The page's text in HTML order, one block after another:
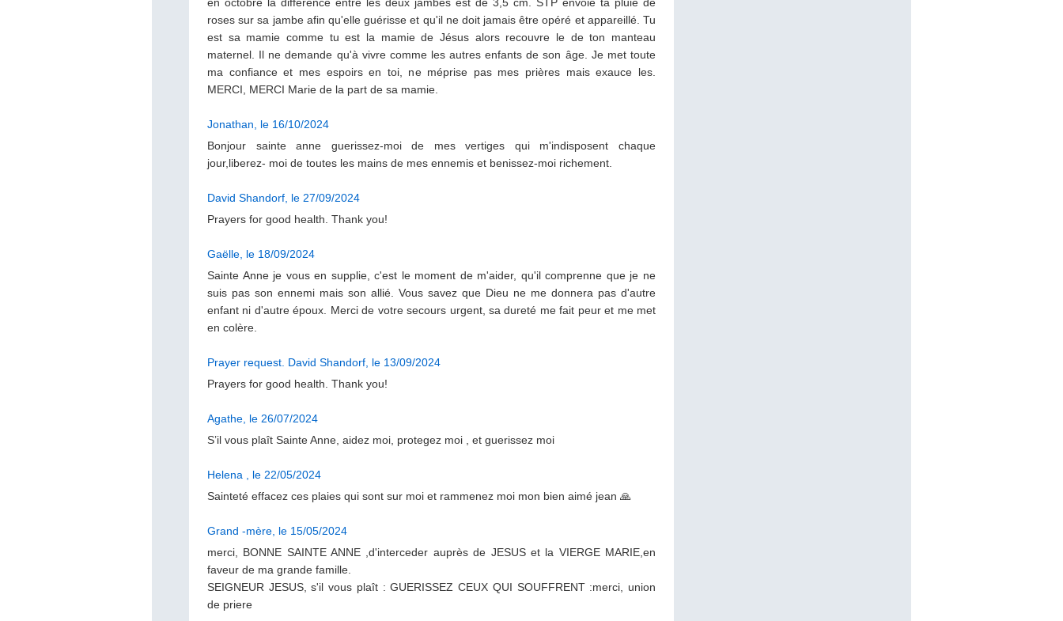
roses sur sa jambe afin qu'elle guérisse et qu'il ne doit jamais être opéré et appareillé. Tu
est sa mamie comme tu est la mamie de Jésus alors recouvre le de ton manteau
maternel. Il ne demande qu'à vivre comme les autres enfants de son âge. Je met toute
ma confiance et mes espoirs en toi, ne méprise pas mes prières mais exauce les.
MERCI, MERCI Marie de la part de sa mamie.
Jonathan, le 16/10/2024
Bonjour sainte anne guerissez-moi de mes vertiges qui m'indisposent chaque
jour,liberez- moi de toutes les mains de mes ennemis et benissez-moi richement.
David Shandorf, le 27/09/2024
Prayers for good health. Thank you!
Gaëlle, le 18/09/2024
Sainte Anne je vous en supplie, c'est le moment de m'aider, qu'il comprenne que je ne
suis pas son ennemi mais son allié. Vous savez que Dieu ne me donnera pas d'autre
enfant ni d'autre époux. Merci de votre secours urgent, sa dureté me fait peur et me met
en colère.
Prayer request. David Shandorf, le 13/09/2024
Prayers for good health. Thank you!
Agathe, le 26/07/2024
S’il vous plaît Sainte Anne, aidez moi, protegez moi , et guerissez moi
Helena , le 22/05/2024
Sainteté effacez ces plaies qui sont sur moi et rammenez moi mon bien aimé jean 🙏
grand -mère, le 15/05/2024
merci, BONNE SAINTE ANNE ,d'interceder auprès de JESUS et la VIERGE MARIE,en
faveur de ma grande famille.
SEIGNEUR JESUS, s'il vous plaît : GUERISSEZ CEUX QUI SOUFFRENT :merci, union
de priere